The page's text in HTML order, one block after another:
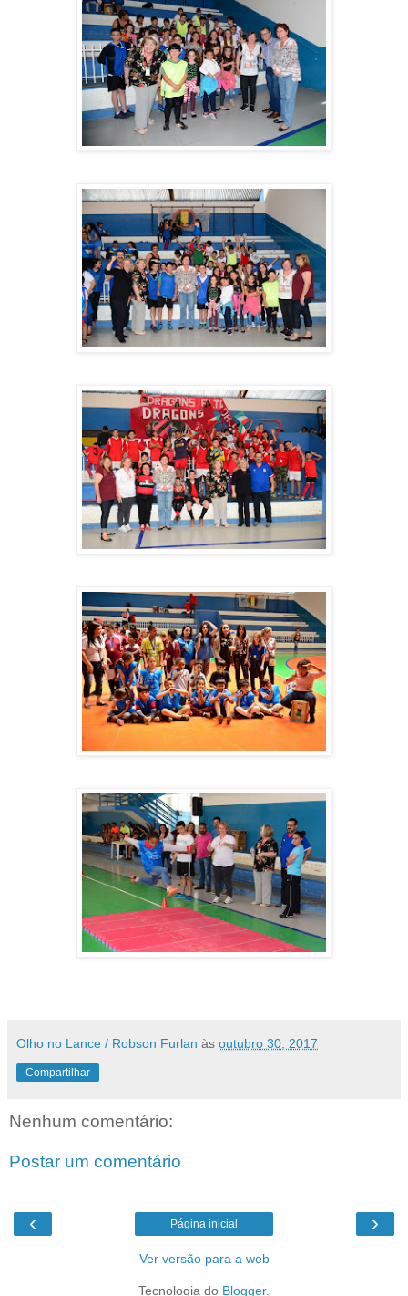
Olho no Lance / Robson Furlan às outubro 30, 2017
Compartilhar
Nenhum comentário:
Postar um comentário
‹ ›
Página inicial
Ver versão para a web
Tecnologia do Blogger.